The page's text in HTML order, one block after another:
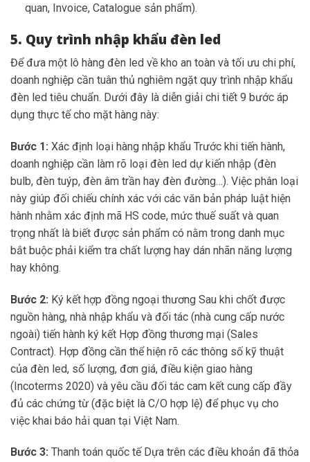
quan, Invoice, Catalogue sản phẩm).
5. Quy trình nhập khẩu đèn led
Để đưa một lô hàng đèn led về kho an toàn và tối ưu chi phí,
doanh nghiệp cần tuân thủ nghiêm ngặt quy trình nhập khẩu
đèn led tiêu chuẩn. Dưới đây là diễn giải chi tiết 9 bước áp
dụng thực tế cho mặt hàng này:
Bước 1: Xác định loại hàng nhập khẩu Trước khi tiến hành,
doanh nghiệp cần làm rõ loại đèn led dự kiến nhập (đèn
bulb, đèn tuýp, đèn âm trần hay đèn đường…). Việc phân loại
này giúp đối chiếu chính xác với các văn bản pháp luật hiện
hành nhằm xác định mã HS code, mức thuế suất và quan
trọng nhất là biết được sản phẩm có nằm trong danh mục
bắt buộc phải kiểm tra chất lượng hay dán nhãn năng lượng
hay không.
Bước 2: Ký kết hợp đồng ngoại thương Sau khi chốt được
nguồn hàng, nhà nhập khẩu và đối tác (nhà cung cấp nước
ngoài) tiến hành ký kết Hợp đồng thương mại (Sales
Contract). Hợp đồng cần thể hiện rõ các thông số kỹ thuật
của đèn led, số lượng, đơn giá, điều kiện giao hàng
(Incoterms 2020) và yêu cầu đối tác cam kết cung cấp đầy
đủ các chứng từ (đặc biệt là C/O hợp lệ) để phục vụ cho
việc khai báo hải quan tại Việt Nam.
Bước 3: Thanh toán quốc tế Dựa trên các điều khoản đã thỏa